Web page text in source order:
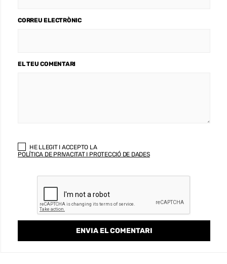
CORREU ELECTRÒNIC
EL TEU COMENTARI
HE LLEGIT I ACCEPTO LA
POLÍTICA DE PRIVACITAT I PROTECCIÓ DE DADES